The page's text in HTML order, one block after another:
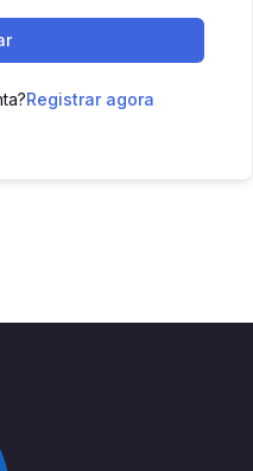
Registrar agora